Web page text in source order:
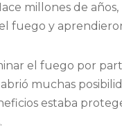
millones de
fuego y
el fuego por
abrió muchas
estaba